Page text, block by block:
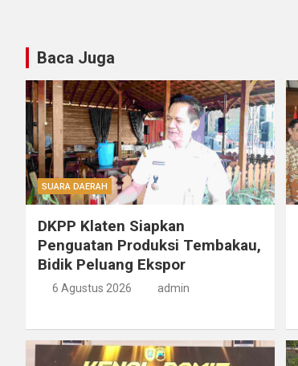
Baca Juga
SUARA DAERAH
DKPP Klaten Siapkan
Penguatan Produksi Tembakau,
Bidik Peluang Ekspor
6 Agustus 2026 admin